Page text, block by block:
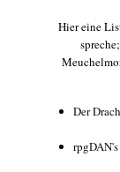
Hier eine
Der